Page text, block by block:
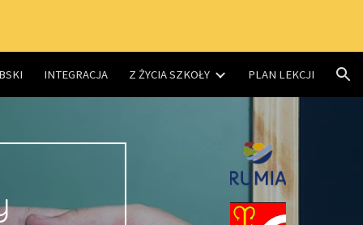
INTEGRACJA Z ŻYCIA SZKOŁY PLAN LEKCJI